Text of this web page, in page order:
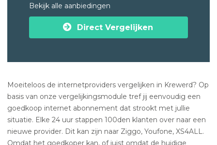
Bekijk alle aanbiedingen
Direct Vergelijken
Moeiteloos de internetproviders vergelijken in Krewerd? Op
basis van onze vergelijkingsmodule tref jij eenvoudig een
goedkoop internet abonnement dat strookt met jullie
situatie. Elke 24 uur stappen 100den klanten over naar een
nieuwe provider. Dit kan zijn naar Ziggo, Youfone, XS4ALL.
Omdat het goedkoper kan, of juist omdat de huidige